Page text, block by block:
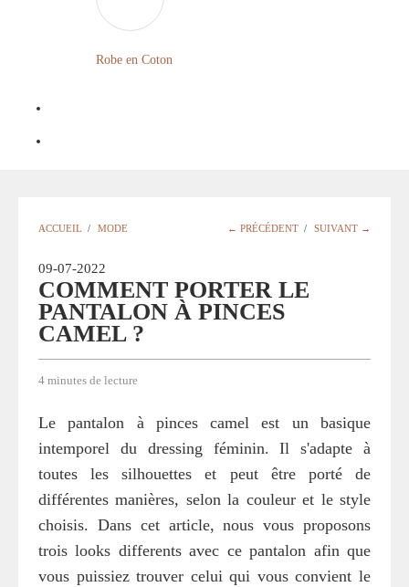
FLEURIE
Blog
?
Robe en Coton
ACCUEIL / MODE ← PRÉCÉDENT / SUIVANT →
09-07-2022
COMMENT PORTER LE
PANTALON À PINCES
CAMEL ?
4 minutes de lecture
Le pantalon à pinces camel est un basique
intemporel du dressing féminin. Il s'adapte à
toutes les silhouettes et peut être porté de
différentes manières, selon la couleur et le style
choisis. Dans cet article, nous vous proposons
trois looks differents avec ce pantalon afin que
vous puissiez trouver celui qui vous convient le